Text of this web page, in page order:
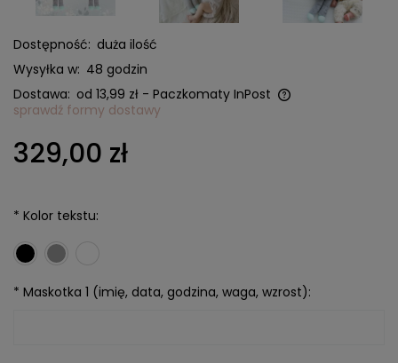
Dostępność: duża ilość
Wysyłka w: 48 godzin
Dostawa: od 13,99 zł - Paczkomaty InPost
Cena nie zawiera ewentualnych kosztów płatności
sprawdź formy dostawy
329,00 zł
* Kolor tekstu:
* Maskotka 1 (imię, data, godzina, waga, wzrost):